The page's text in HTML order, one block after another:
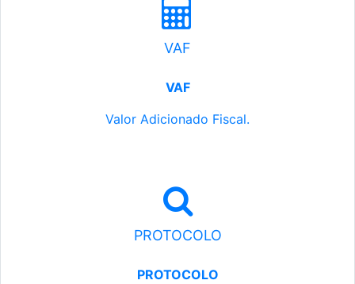
VAF
VAF
Valor Adicionado Fiscal.
PROTOCOLO
PROTOCOLO